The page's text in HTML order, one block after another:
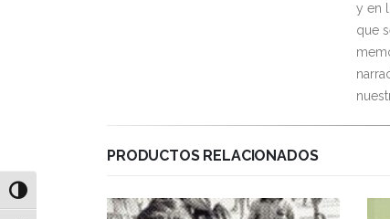
Alternar alto contraste
y en
que
PRODUCTOS RELACIONADOS